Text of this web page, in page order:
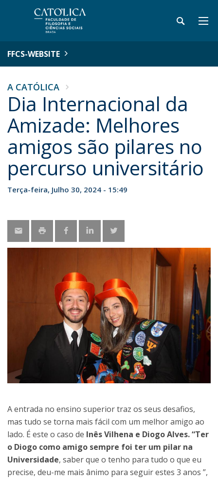
FFCS-WEBSITE
A CATÓLICA
Dia Internacional da
Amizade: Melhores
amigos são pilares no
percurso universitário
Terça-feira, Julho 30, 2024 - 15:49
A entrada no ensino superior traz os seus desafios,
mas tudo se torna mais fácil com um melhor amigo ao
lado. É este o caso de Inês Vilhena e Diogo Alves. “Ter
o Diogo como amigo sempre foi ter um pilar na
Universidade, saber que o tenho para tudo o que eu
precise, deu-me mais ânimo para seguir estes 3 anos ”,